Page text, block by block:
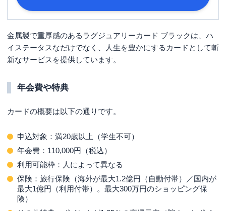
金属製で重厚感のあるラグジュアリーカード ブラックは、ハ
イステータスなだけでなく、人生を豊かにするカードとして斬
新なサービスを提供しています。
年会費や特典
カードの概要は以下の通りです。
申込対象：満20歳以上（学生不可）
年会費：110,000円（税込）
利用可能枠：人によって異なる
保険：旅行保険（海外が最大1.2億円（自動付帯）／国内が
最大1億円（利用付帯）。最大300万円のショッピング保
険）